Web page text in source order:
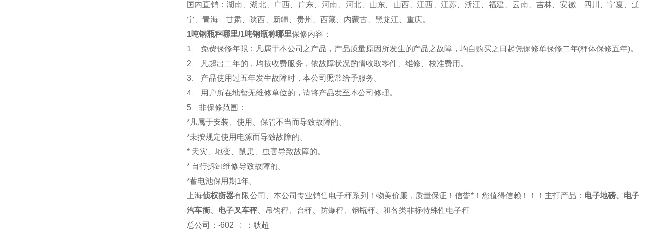
国内直销：湖南、湖北、广西、广东、河南、河北、山东、山西、江西、江苏、浙江、福建、云南、吉林、安徽、四川、宁夏、辽
宁、青海、甘肃、陕西、新疆、贵州、西藏、内蒙古、黑龙江、重庆。
1吨钢瓶秤哪里/1吨钢瓶称哪里保修内容：
1 、 免费保修年限：凡属于本公司之产品，产品质量原因所发生的产品之故障，均自购买之日起凭保修单保修二年(秤体保修五年)。
2、 凡超出二年的，均按收费服务，依故障状况酌情收取零件、维修、校准费用。
3、 产品使用过五年发生故障时，本公司照常给予服务。
4、 用户所在地暂无维修单位的，请将产品发至本公司修理。
5、非保修范围：
*凡属于安装、使用、保管不当而导致故障的。
*未按规定使用电源而导致故障的。
* 天灾、地变、鼠患、虫害导致故障的。
* 自行拆卸维修导致故障的。
*蓄电池保用期1年。
上海侦权衡器有限公司、本公司专业销售电子秤系列！物美价廉，质量保证！信誉*！您值得信赖！！！主打产品： 电子地磅、 电子
汽车衡
电子叉车秤、吊钩秤、台秤、防爆秤、钢瓶秤、和各类非标特殊性电子秤
总公司
：-602 : ：耿超